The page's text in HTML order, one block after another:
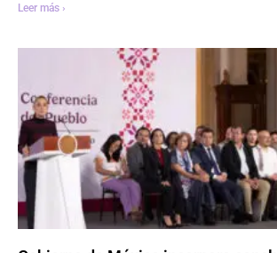
Leer más ›